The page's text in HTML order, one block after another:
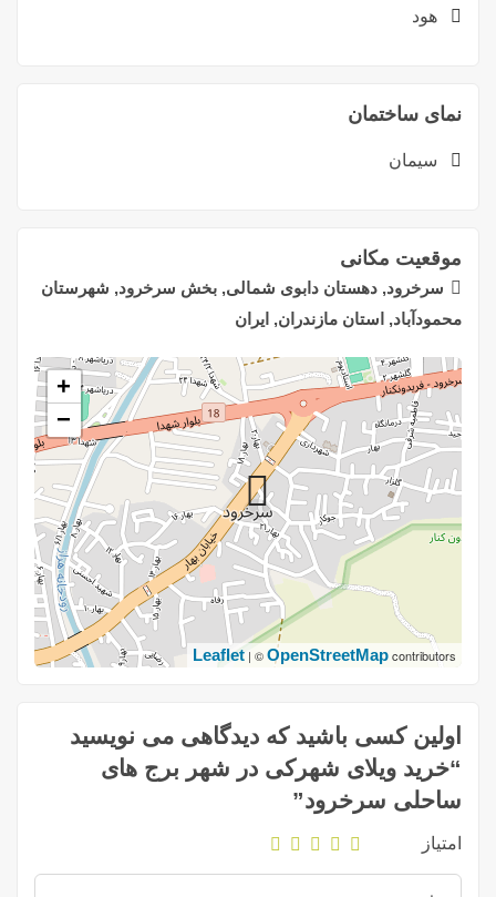
هود
نمای ساختمان
سیمان
موقعیت مکانی
سرخرود, دهستان دابوی شمالی, بخش سرخرود, شهرستان
محمودآباد, استان مازندران, ایران
+
−
Leaflet | ©OpenStreetMapcontributors
اولین کسی باشید که دیدگاهی می نویسید
“خرید ویلای شهرکی در شهر برج های
ساحلی سرخرود”
امتیاز